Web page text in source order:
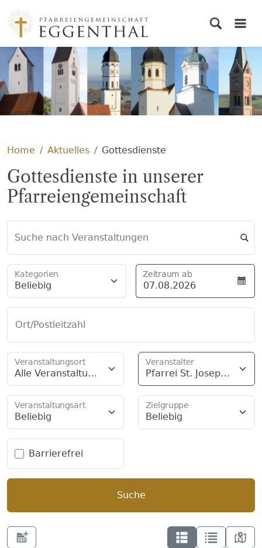
Home Aktuelles Gottesdienste
Gottesdienste in unserer
Pfarreiengemeinschaft
Suche nach Veranstaltungen
Beliebig
Kategorien Zeitraum ab
Suche
Ort/Postleitzahl
Alle Veranstaltung
sorte
Veranstaltungsort
Pfarrei St. Joseph
Friesenried
Veranstalter
Beliebig
Veranstaltungsart
Beliebig
Zielgruppe
Barrierefrei